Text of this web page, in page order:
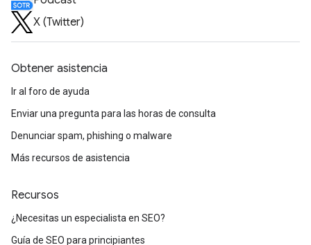
X (Twitter)
Obtener asistencia
Ir al foro de ayuda
Enviar una pregunta para las horas de consulta
Denunciar spam, phishing o malware
Más recursos de asistencia
Recursos
¿Necesitas un especialista en SEO?
Guía de SEO para principiantes